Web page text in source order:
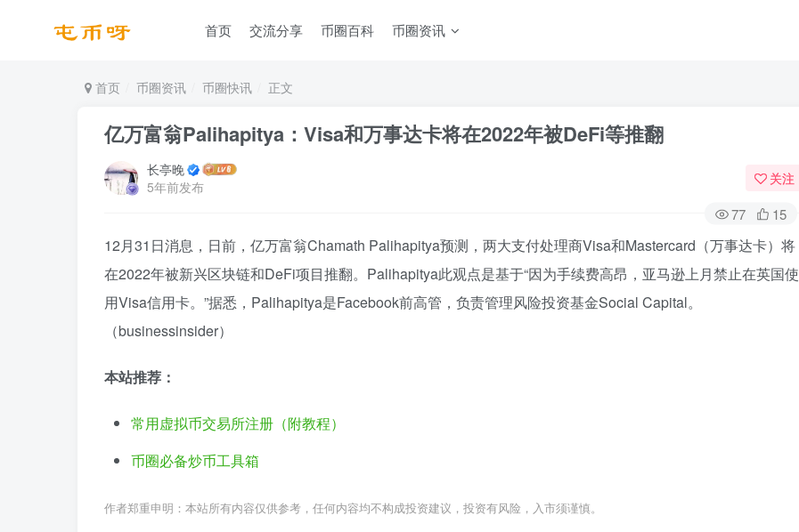
首页 交流分享 币圈百科 币圈资讯
首页 币圈资讯 币圈快讯 正文
亿万富翁Palihapitya：Visa和万事达卡将在2022年被DeFi等推翻
长亭晚
5年前发布
关注
77 15
12月31日消息，日前，亿万富翁Chamath Palihapitya预测，两大支付处理商Visa和Mastercard（万事达卡）将
在2022年被新兴区块链和DeFi项目推翻。Palihapitya此观点是基于“因为手续费高昂，亚马逊上月禁止在英国使
用Visa信用卡。”据悉，Palihapitya是Facebook前高管，负责管理风险投资基金Social Capital。
（businessinsider）
本站推荐：
常用虚拟币交易所注册（附教程）
币圈必备炒币工具箱
作者郑重申明：本站所有内容仅供参考，任何内容均不构成投资建议，投资有风险，入市须谨慎。